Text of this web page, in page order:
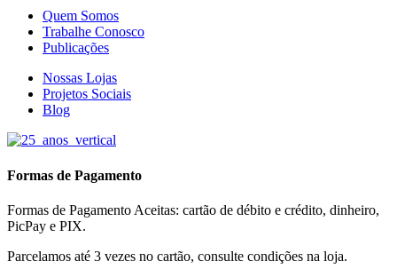
Quem Somos
Trabalhe Conosco
Publicações
Nossas Lojas
Projetos Sociais
Blog
Formas de Pagamento
Formas de Pagamento Aceitas: cartão de débito e crédito, dinheiro,
PicPay e PIX.
Parcelamos até 3 vezes no cartão, consulte condições na loja.